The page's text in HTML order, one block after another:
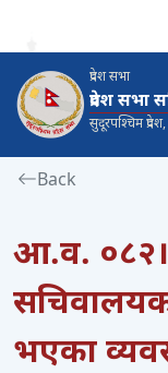
प्रदेश सभा
प्रदेश सभा
सुदूरपश्‍चिम
Back
आ.व.
भएका